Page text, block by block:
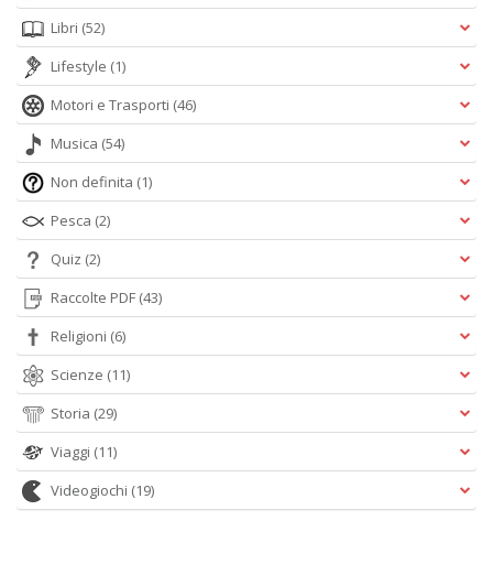
Libri (52)
Lifestyle (1)
Motori e Trasporti (46)
Musica (54)
Non definita (1)
Pesca (2)
Quiz (2)
Raccolte PDF (43)
Religioni (6)
Scienze (11)
Storia (29)
Viaggi (11)
Videogiochi (19)